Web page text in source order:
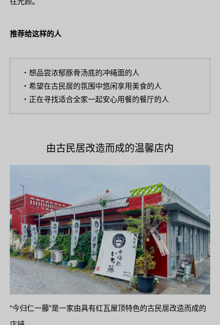
推荐给这样的人
・想品尝浓郁豚骨汤底的冲绳面的人
・希望在古民居的氛围中悠闲享用美食的人
・正在寻找适合全家一起安心用餐的餐厅的人
由古民居改造而成的温馨店内
“今归仁一藤”是一家由具有红瓦屋顶特色的古民居改造而成的